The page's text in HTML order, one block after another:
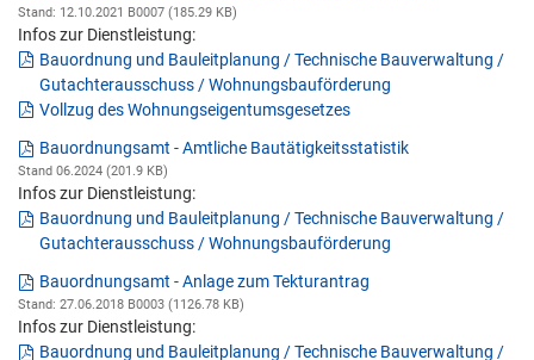
Stand: 12.10.2021 B0007 (185.29 KB)
Infos zur Dienstleistung:
Bauordnung und Bauleitplanung / Technische Bauverwaltung /
Gutachterausschuss / Wohnungsbauförderung
Vollzug des Wohnungseigentumsgesetzes
Bauordnungsamt - Amtliche Bautätigkeitsstatistik
Stand 06.2024 (201.9 KB)
Infos zur Dienstleistung:
Bauordnung und Bauleitplanung / Technische Bauverwaltung /
Gutachterausschuss / Wohnungsbauförderung
Bauordnungsamt - Anlage zum Tekturantrag
Stand: 27.06.2018 B0003 (1126.78 KB)
Infos zur Dienstleistung:
Bauordnung und Bauleitplanung / Technische Bauverwaltung /